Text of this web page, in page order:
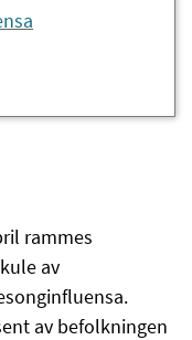
rammes
av
av befolkningen